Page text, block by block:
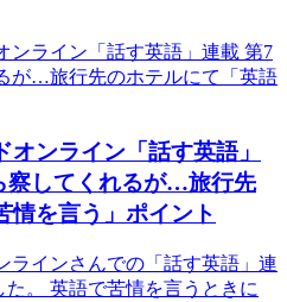
ンライン「話す英語」
してくれるが…旅行先
情を言う」ポイント
ラインさんでの「話す英語」連
。 英語で苦情を言うときに